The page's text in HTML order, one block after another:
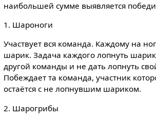
наибольшей сумме выявляется
1. Шароноги
Участвует вся команда. Каждому на
шарик. Задача каждого лопнуть
другой команды и не дать лопнуть
Побеждает та команда, участник
остаётся с не лопнувшим шариком.
2. Шарогрибы